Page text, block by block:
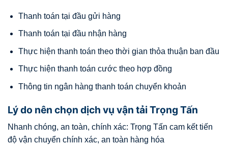
Thanh toán tại đầu gửi hàng
Thanh toán tại đầu nhận hàng
Thực hiện thanh toán theo thời gian thỏa thuận ban đầu
Thực hiện thanh toán cước theo hợp đồng
Thông tin ngân hàng thanh toán chuyển khoản
Lý do nên chọn dịch vụ vận tải Trọng Tấn
Nhanh chóng, an toàn, chính xác: Trọng Tấn cam kết tiến
độ vận chuyển chính xác, an toàn hàng hóa